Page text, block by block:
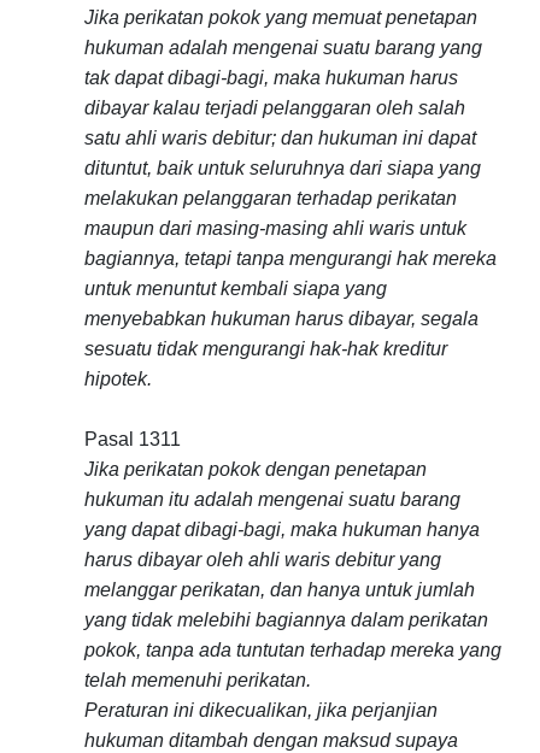
Jika perikatan pokok yang memuat penetapan
hukuman adalah mengenai suatu barang yang
tak dapat dibagi-bagi, maka hukuman harus
dibayar kalau terjadi pelanggaran oleh salah
satu ahli waris debitur; dan hukuman ini dapat
dituntut, baik untuk seluruhnya dari siapa yang
melakukan pelanggaran terhadap perikatan
maupun dari masing-masing ahli waris untuk
bagiannya, tetapi tanpa mengurangi hak mereka
untuk menuntut kembali siapa yang
menyebabkan hukuman harus dibayar, segala
sesuatu tidak mengurangi hak-hak kreditur
hipotek.
Pasal 1311
Jika perikatan pokok dengan penetapan
hukuman itu adalah mengenai suatu barang
yang dapat dibagi-bagi, maka hukuman hanya
harus dibayar oleh ahli waris debitur yang
melanggar perikatan, dan hanya untuk jumlah
yang tidak melebihi bagiannya dalam perikatan
pokok, tanpa ada tuntutan terhadap mereka yang
telah memenuhi perikatan.
Peraturan ini dikecualikan, jika perjanjian
hukuman ditambah dengan maksud supaya